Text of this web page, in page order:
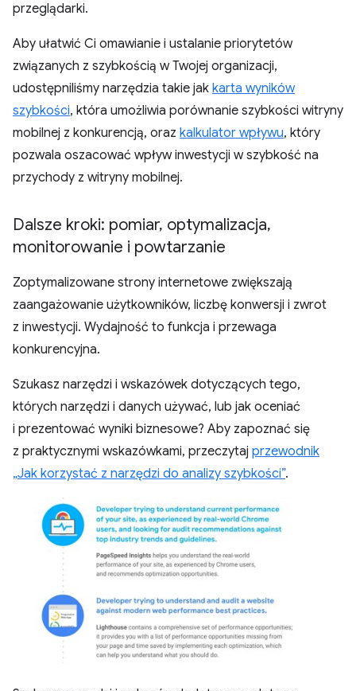
przeglądarki.
Aby ułatwić Ci omawianie i ustalanie priorytetów
związanych z szybkością w Twojej organizacji,
udostępniliśmy narzędzia takie jak karta wyników
szybkości, która umożliwia porównanie szybkości witryny
mobilnej z konkurencją, oraz kalkulator wpływu, który
pozwala oszacować wpływ inwestycji w szybkość na
przychody z witryny mobilnej.
Dalsze kroki: pomiar, optymalizacja,
monitorowanie i powtarzanie
Zoptymalizowane strony internetowe zwiększają
zaangażowanie użytkowników, liczbę konwersji i zwrot
z inwestycji. Wydajność to funkcja i przewaga
konkurencyjna.
Szukasz narzędzi i wskazówek dotyczących tego,
których narzędzi i danych używać, lub jak oceniać
i prezentować wyniki biznesowe? Aby zapoznać się
z praktycznymi wskazówkami, przeczytaj przewodnik
„Jak korzystać z narzędzi do analizy szybkości”.